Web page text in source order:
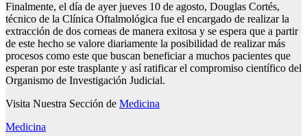
Finalmente, el día de ayer jueves 10 de agosto, Douglas Cortés,
técnico de la Clínica Oftalmológica fue el encargado de realizar la
extracción de dos corneas de manera exitosa y se espera que a partir
de este hecho se valore diariamente la posibilidad de realizar más
procesos como este que buscan beneficiar a muchos pacientes que
esperan por este trasplante y así ratificar el compromiso científico del
Organismo de Investigación Judicial.
Visita Nuestra Sección de Medicina
Medicina